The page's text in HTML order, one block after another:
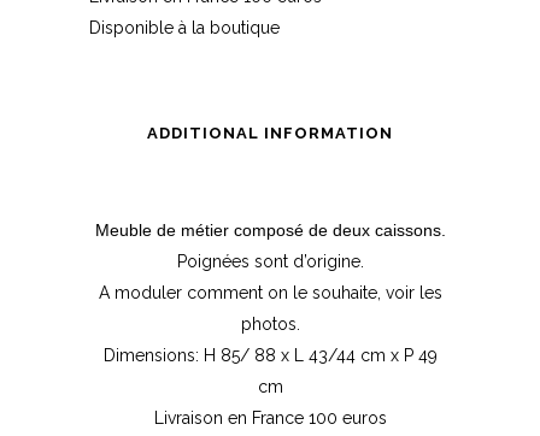
Disponible à la boutique
ADDITIONAL INFORMATION
Meuble de métier composé de deux caissons.
Poignées sont d’origine.
A moduler comment on le souhaite, voir les
photos.
Dimensions: H 85/ 88 x L 43/44 cm x P 49
cm
Livraison en France 100 euros